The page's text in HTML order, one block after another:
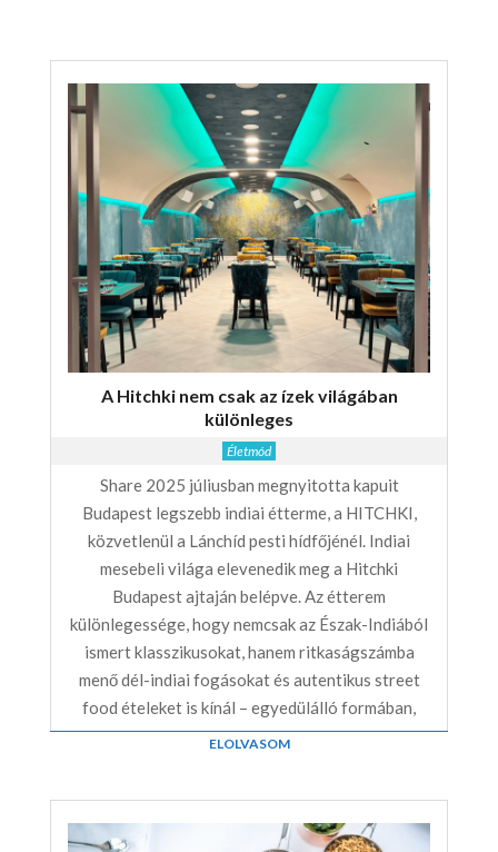
A Hitchki nem csak az ízek világában
különleges
Életmód
Share 2025 júliusban megnyitotta kapuit
Budapest legszebb indiai étterme, a HITCHKI,
közvetlenül a Lánchíd pesti hídfőjénél. Indiai
mesebeli világa elevenedik meg a Hitchki
Budapest ajtaján belépve. Az étterem
különlegessége, hogy nemcsak az Észak-Indiából
ismert klasszikusokat, hanem ritkaságszámba
menő dél-indiai fogásokat és autentikus street
food ételeket is kínál – egyedülálló formában,
ELOLVASOM